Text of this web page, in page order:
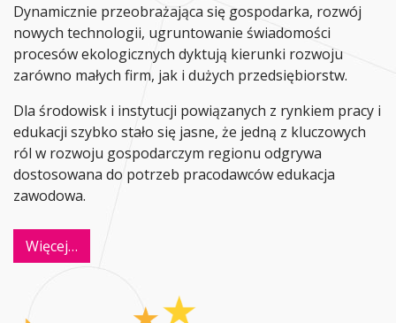
Dynamicznie przeobrażająca się gospodarka, rozwój
nowych technologii, ugruntowanie świadomości
procesów ekologicznych dyktują kierunki rozwoju
zarówno małych firm, jak i dużych przedsiębiorstw.
Dla środowisk i instytucji powiązanych z rynkiem pracy i
edukacji szybko stało się jasne, że jedną z kluczowych
ról w rozwoju gospodarczym regionu odgrywa
dostosowana do potrzeb pracodawców edukacja
zawodowa.
Więcej…